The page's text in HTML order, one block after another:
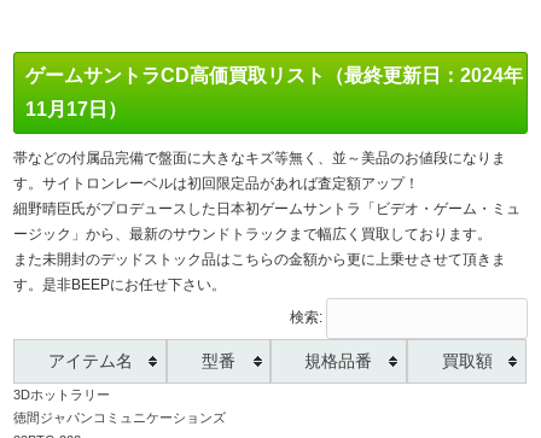
ゲームサントラCD高価買取リスト（最終更新日：2024年
11月17日）
帯などの付属品完備で盤面に大きなキズ等無く、並～美品のお値段になりま
す。サイトロンレーベルは初回限定品があれば査定額アップ！
細野晴臣氏がプロデュースした日本初ゲームサントラ「ビデオ・ゲーム・ミュ
ージック」から、最新のサウンドトラックまで幅広く買取しております。
また未開封のデッドストック品はこちらの金額から更に上乗せさせて頂きま
す。是非BEEPにお任せ下さい。
検索:
アイテム名 型番 規格品番 買取額
3Dホットラリー
徳間ジャパンコミュニケーションズ